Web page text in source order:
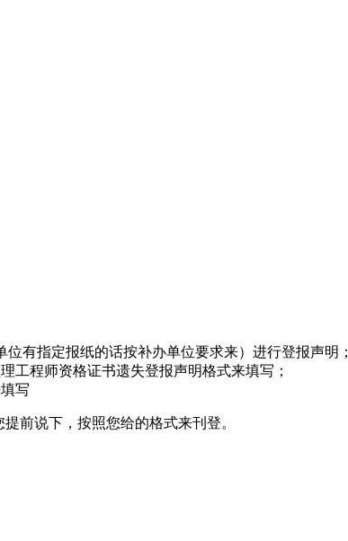
有指定报纸的话按补办单位要求来）进行登报声明；
工程师资格证书遗失登报声明格式来填写；
写
前说下，按照您给的格式来刊登。